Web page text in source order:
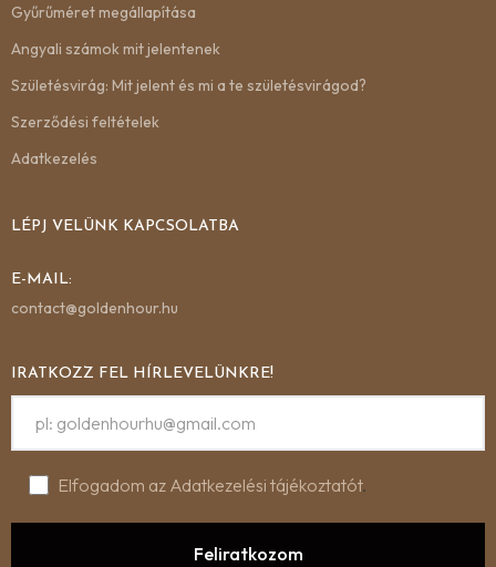
Gyűrűméret megállapítása
Angyali számok mit jelentenek
Születésvirág: Mit jelent és mi a te születésvirágod?
Szerződési feltételek
Adatkezelés
LÉPJ VELÜNK KAPCSOLATBA
E-MAIL:
contact@goldenhour.hu
IRATKOZZ FEL HÍRLEVELÜNKRE!
Elfogadom az Adatkezelési tájékoztatót.